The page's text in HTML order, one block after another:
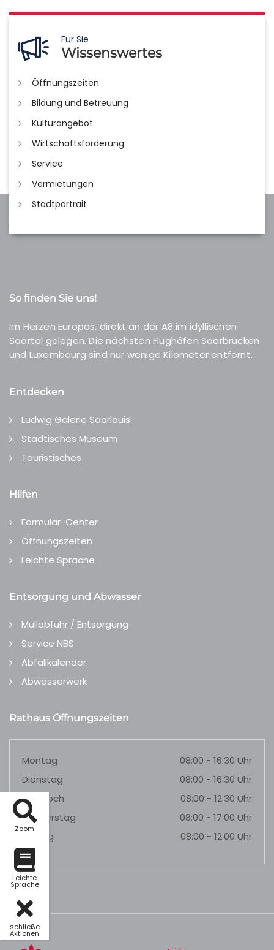
Zoom
Leichte
Sprache
schließe
Aktionen
Für Sie
Wissenswertes
Öffnungszeiten
Bildung und Betreuung
Kulturangebot
Wirtschaftsförderung
Service
Vermietungen
Stadtportrait
So finden Sie uns!
Im Herzen Europas, direkt an der A8 im idyllischen
Saartal gelegen. Die nächsten Flughäfen Saarbrücken
und Luxembourg sind nur wenige Kilometer entfernt.
Entdecken
Ludwig Galerie Saarlouis
Städtisches Museum
Touristisches
Hilfen
Formular-Center
Öffnungszeiten
Leichte Sprache
Entsorgung und Abwasser
Müllabfuhr / Entsorgung
Service NBS
Abfallkalender
Abwasserwerk
Rathaus Öffnungszeiten
Montag
08:00 - 16:30 Uhr
Dienstag
08:00 - 16:30 Uhr
Mittwoch
08:00 - 12:30 Uhr
Donnerstag
08:00 - 17:00 Uhr
Freitag
08:00 - 12:00 Uhr